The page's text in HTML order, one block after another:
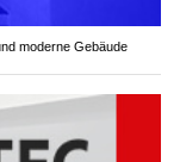
moderne Gebäude